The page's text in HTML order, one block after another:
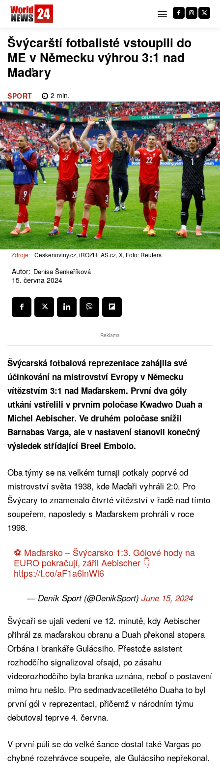
Švýcarští fotbalisté vstoupili do
ME v Německu výhrou 3:1 nad
Maďary
SPORT 2 min.
Zdroje: Ceskenoviny.cz, iROZHLAS.cz, X, Foto: Reuters
Autor: Denisa Šenkeříková
15. června 2024
Reklama
Švýcarská fotbalová reprezentace zahájila své
účinkování na mistrovství Evropy v Německu
vítězstvím 3:1 nad Maďarskem. První dva góly
utkání vstřelili v prvním poločase Kwadwo Duah a
Michel Aebischer. Ve druhém poločase snížil
Barnabas Varga, ale v nastavení stanovil konečný
výsledek střídající Breel Embolo.
Oba týmy se na velkém turnaji potkaly poprvé od
mistrovství světa 1938, kde Maďaři vyhráli 2:0. Pro
Švýcary to znamenalo čtvrté vítězství v řadě nad tímto
soupeřem, naposledy s Maďarskem prohráli v roce
1998.
⚽️ Maďarsko – Švýcarsko 1:3. Gólové hody na
EURO pokračují, zářil Aebischer 👇
https://t.co/aF1a6lnWl6
— Deník Sport (@DenikSport) June 15, 2024
Švýcaři se ujali vedení ve 12. minutě, kdy Aebischer
přihrál za maďarskou obranu a Duah překonal stopera
Orbána i brankáře Gulácsiho. Přestože asistent
rozhodčího signalizoval ofsajd, po zásahu
videorozhodčího byla branka uznána, neboť o postavení
mimo hru nešlo. Pro sedmadvacetiletého Duaha to byl
první gól v reprezentaci, přičemž v národním týmu
debutoval teprve 4. června.
V první půli se do velké šance dostal také Vargas po
chybné rozehrávce soupeře, ale Gulácsiho nepřekonal.